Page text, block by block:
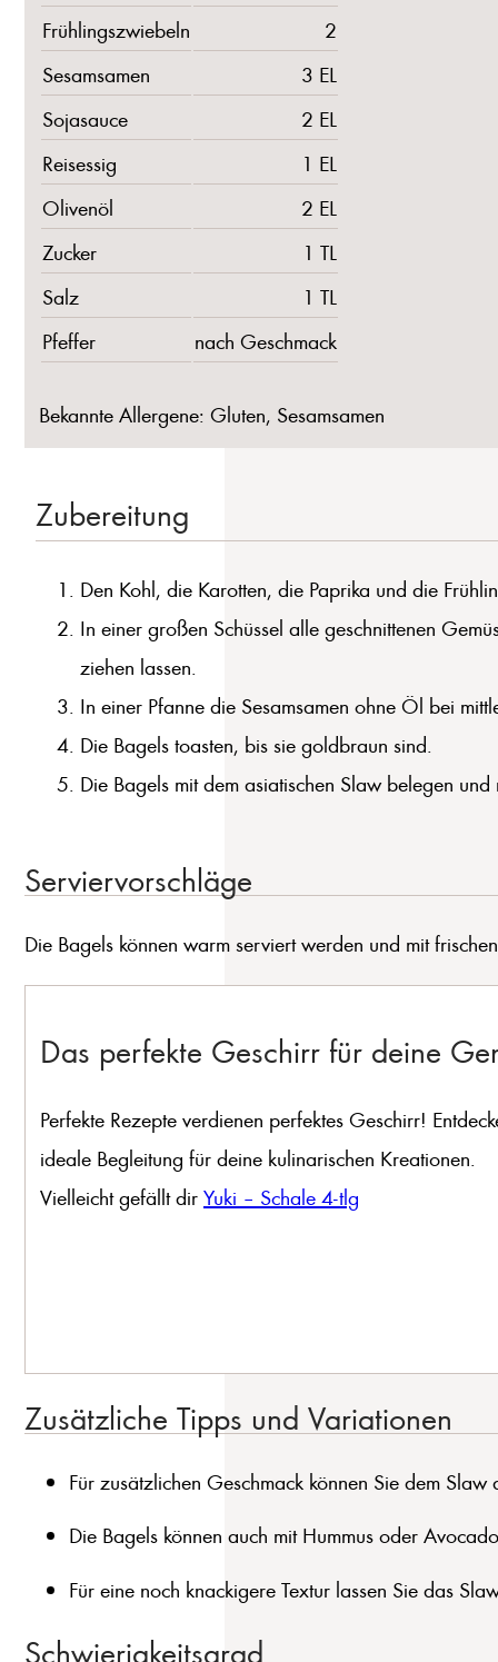
Frühlingszwiebeln
2
Sesamsamen
3 EL
Sojasauce
2 EL
Reisessig
1 EL
Olivenöl
2 EL
Zucker
1 TL
Salz
1 TL
Pfeffer
nach Geschmack
Bekannte Allergene: Gluten, Sesamsamen
Zubereitung
Den Kohl, die Karotten, die Paprika und die
In einer großen Schüssel alle geschnittenen
ziehen lassen.
In einer Pfanne die Sesamsamen ohne Öl bei
Die Bagels toasten, bis sie goldbraun sind.
Die Bagels mit dem asiatischen Slaw belegen
Serviervorschläge
Die Bagels können warm serviert werden und mit
Das perfekte Geschirr für deine
Perfekte Rezepte verdienen perfektes Geschirr!
ideale Begleitung für deine kulinarischen Kreationen.
Vielleicht gefällt dir Yuki – Schale 4-tlg
Zusätzliche Tipps und Variationen
Für zusätzlichen Geschmack können Sie dem
Die Bagels können auch mit Hummus oder
Für eine noch knackigere Textur lassen Sie das
Schwierigkeitsgrad